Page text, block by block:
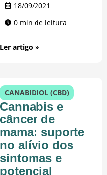
18/09/2021
0 min de leitura
Ler artigo »
CANABIDIOL (CBD)
Cannabis e
câncer de
mama: suporte
no alívio dos
sintomas e
potencial